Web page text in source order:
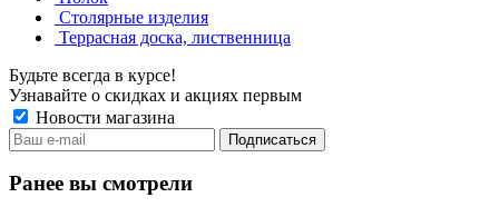
Столярные изделия
Террасная доска, лиственница
Будьте всегда в курсе!
Узнавайте о скидках и акциях первым
Новости магазина
Ранее вы смотрели